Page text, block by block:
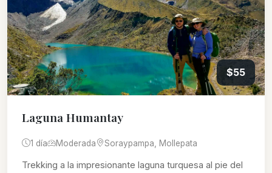
$55
Laguna Humantay
1 día Moderada Soraypampa, Mollepata
Trekking a la impresionante laguna turquesa al pie del